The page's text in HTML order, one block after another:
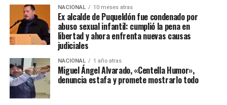
NACIONAL 10 meses atras
Ex alcalde de Puqueldón fue condenado por
abuso sexual infantil: cumplió la pena en
libertad y ahora enfrenta nuevas causas
judiciales
NACIONAL 1 año atras
Miguel Ángel Alvarado, «Centella Humor»,
denuncia estafa y promete mostrarlo todo